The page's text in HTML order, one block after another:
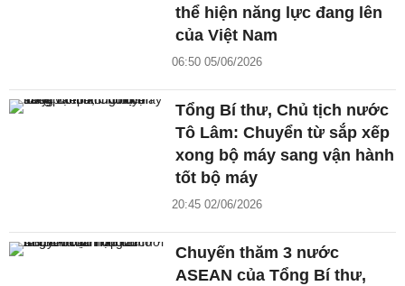
thể hiện năng lực đang lên
của Việt Nam
06:50 05/06/2026
Tổng Bí thư, Chủ tịch nước
Tô Lâm: Chuyển từ sắp xếp
xong bộ máy sang vận hành
tốt bộ máy
20:45 02/06/2026
Chuyến thăm 3 nước
ASEAN của Tổng Bí thư,